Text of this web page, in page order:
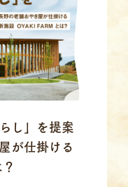
し」を提案
が仕掛ける